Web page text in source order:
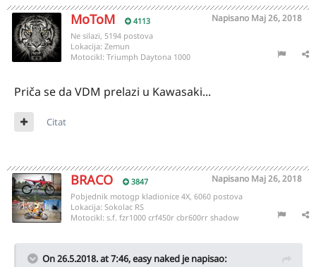
MoToM 4113 Napisano Maj 26, 2018
Ne silazi, 5194 postova
Lokacija: Zemun
Motocikl: Triumph Daytona 1000
Priča se da VDM prelazi u Kawasaki...
Citat
BRACO 3847 Napisano Maj 26, 2018
Pobjednik motogp kladionice 4X, 6060 postova
Lokacija: Sokolac RS
Motocikl: s.f. fzr1000 crf450r cbr600rr shadow
On 26.5.2018. at 7:46,easy naked je napisao: